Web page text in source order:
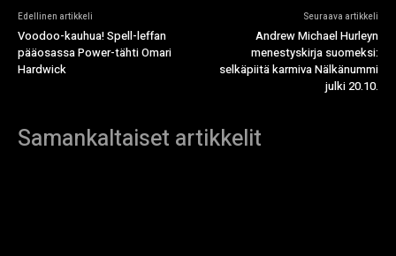
Edellinen artikkeli
Voodoo-kauhua! Spell-leffan
pääosassa Power-tähti Omari
Hardwick
Seuraava artikkeli
Andrew Michael Hurleyn
menestyskirja suomeksi:
selkäpiitä karmiva Nälkänummi
julki 20.10.
Samankaltaiset artikkelit